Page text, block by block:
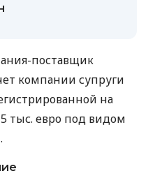
поставщик
компании супруги
на
тыс. евро под видом